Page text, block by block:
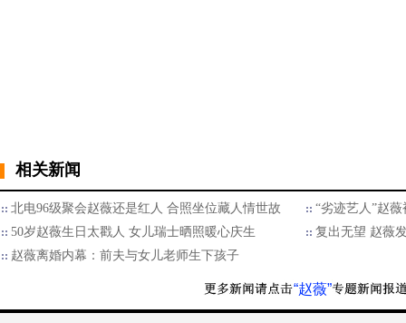
相关新闻
北电96级聚会赵薇还是红人 合照坐位藏人情世故
“劣迹艺人”赵
50岁赵薇生日太戳人 女儿瑞士晒照暖心庆生
复出无望 赵薇
赵薇离婚内幕：前夫与女儿老师生下孩子
“赵薇”